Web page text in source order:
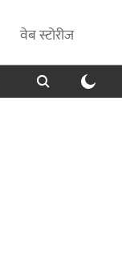
वेब स्टोरीज